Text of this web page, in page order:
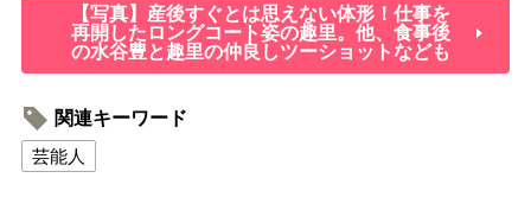
【写真】産後すぐとは思えない体形！仕事を
再開したロングコート姿の趣里。他、食事後
の水谷豊と趣里の仲良しツーショットなども
関連キーワード
芸能人